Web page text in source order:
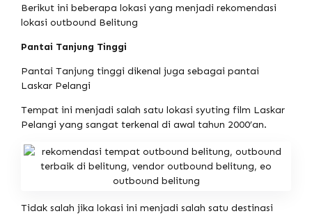
Berikut ini beberapa lokasi yang menjadi rekomendasi
lokasi outbound Belitung
Pantai Tanjung Tinggi
Pantai Tanjung tinggi dikenal juga sebagai pantai
Laskar Pelangi
Tempat ini menjadi salah satu lokasi syuting film Laskar
Pelangi yang sangat terkenal di awal tahun 2000’an.
Tidak salah jika lokasi ini menjadi salah satu destinasi